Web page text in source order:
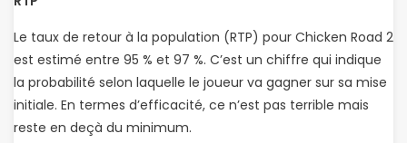
Le taux de retour à la population (RTP) pour Chicken Road 2
est estimé entre 95 % et 97 %. C’est un chiffre qui indique
la probabilité selon laquelle le joueur va gagner sur sa mise
initiale. En termes d’efficacité, ce n’est pas terrible mais
reste en deçà du minimum.